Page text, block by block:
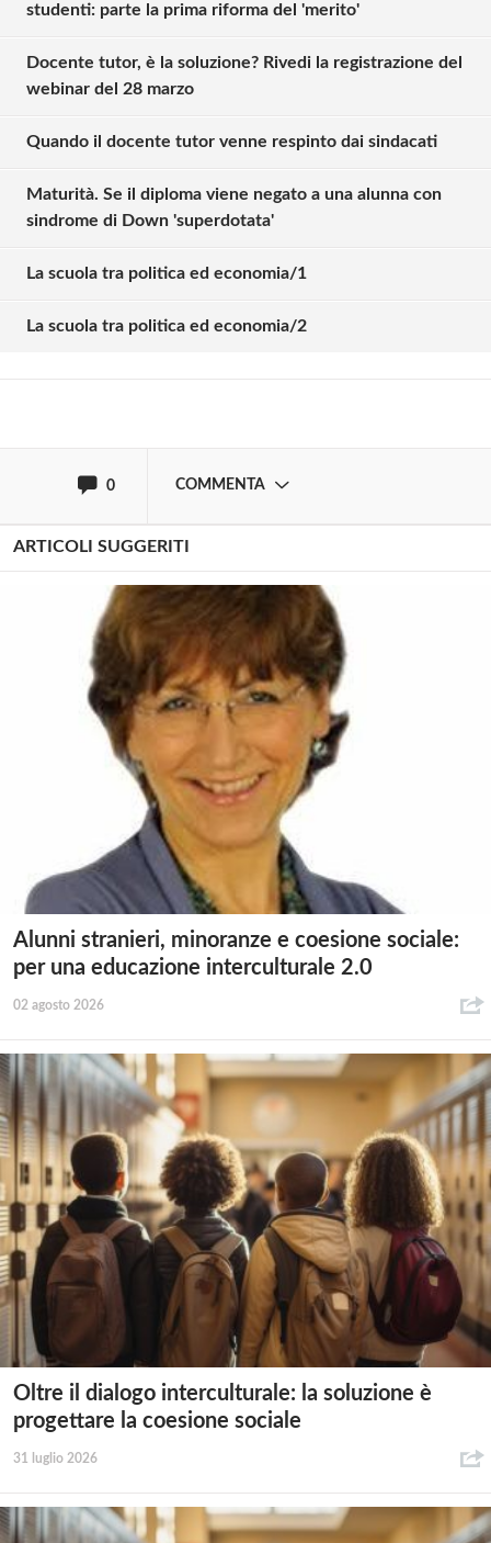
studenti: parte la prima riforma del 'merito'
Docente tutor, è la soluzione? Rivedi la registrazione del
webinar del 28 marzo
Quando il docente tutor venne respinto dai sindacati
Maturità. Se il diploma viene negato a una alunna con
sindrome di Down 'superdotata'
La scuola tra politica ed economia/1
La scuola tra politica ed economia/2
0 COMMENTA
Solo gli utenti registrati possono
commentare!
Effettua il Login o Registrati
ARTICOLI SUGGERITI
Alunni stranieri, minoranze e coesione sociale:
per una educazione interculturale 2.0
02 agosto 2026
Oltre il dialogo interculturale: la soluzione è
progettare la coesione sociale
31 luglio 2026